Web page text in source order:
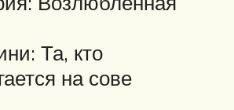
Та, кто
на сове